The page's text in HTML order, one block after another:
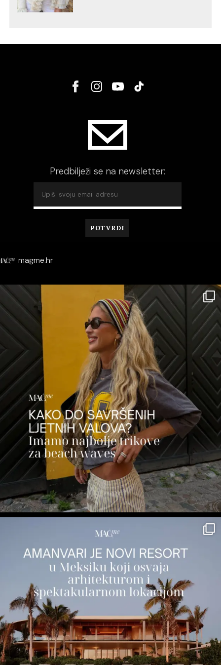
Predbilježi se na newsletter:
magme.hr